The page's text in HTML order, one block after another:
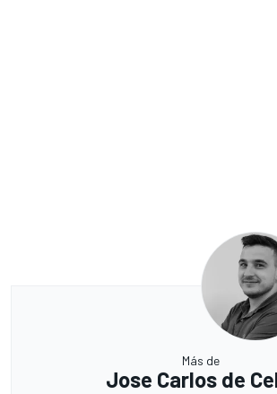
Más de
Jose Carlos de